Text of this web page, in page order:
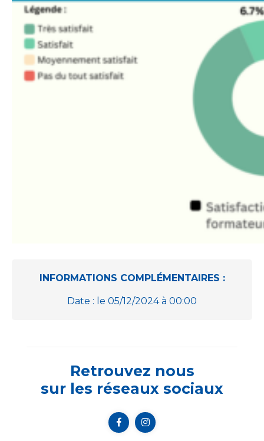
INFORMATIONS COMPLÉMENTAIRES :
Date : le 05/12/2024 à 00:00
Retrouvez nous
sur les réseaux sociaux